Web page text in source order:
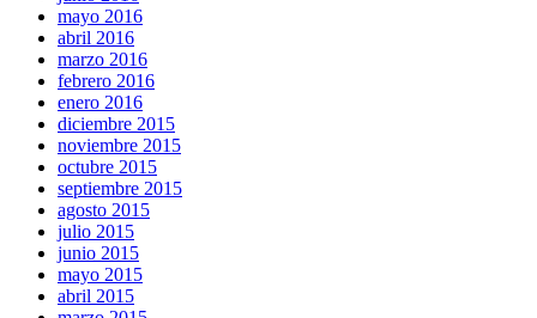
mayo 2016
abril 2016
marzo 2016
febrero 2016
enero 2016
diciembre 2015
noviembre 2015
octubre 2015
septiembre 2015
agosto 2015
julio 2015
junio 2015
mayo 2015
abril 2015